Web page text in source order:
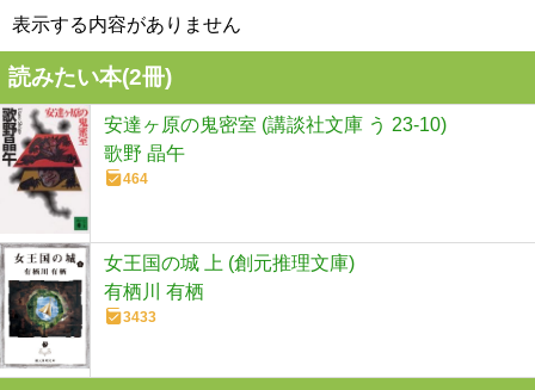
表示する内容がありません
読みたい本(2冊)
安達ヶ原の鬼密室 (講談社文庫 う 23-10)
歌野 晶午
464
女王国の城 上 (創元推理文庫)
有栖川 有栖
3433